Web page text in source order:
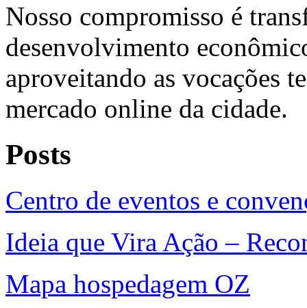
Nosso compromisso é
desenvolvimento
aproveitando as vocações
mercado online da cidade.
Posts
Centro de eventos e
Ideia que Vira Ação –
Mapa hospedagem OZ